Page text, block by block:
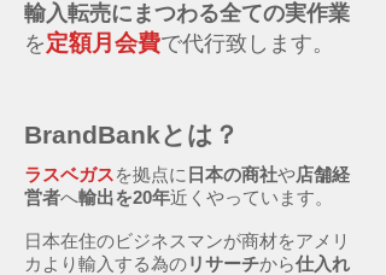
BrandBankとは？
ラスベガスを拠点に 日本の商社や店舗経
営者へ輸出を20年近くやっています。
日本在住のビジネスマンが商材をアメリ
カより輸入する為のリサーチから仕入れ
輸入転売にまつわる全ての実作業
を定額月会費で代行致します。